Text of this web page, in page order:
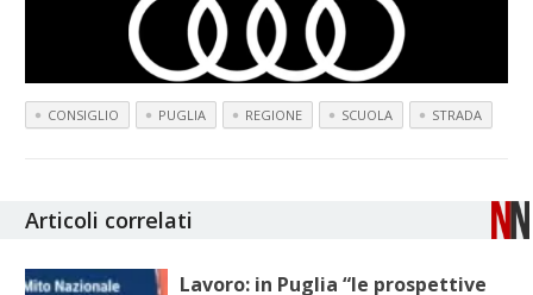
CONSIGLIO PUGLIA REGIONE SCUOLA STRADA
Articoli correlati
Lavoro: in Puglia “le prospettive